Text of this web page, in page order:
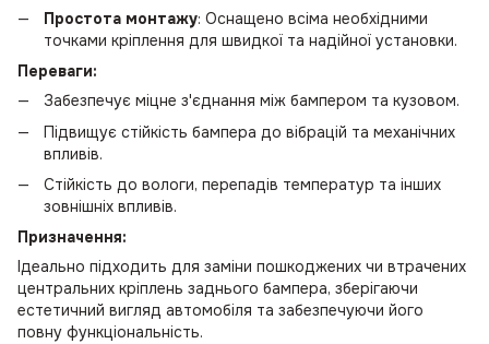
Простота монтажу: Оснащено всіма необхідними
точками кріплення для швидкої та надійної установки.
Переваги:
Забезпечує міцне з'єднання між бампером та кузовом.
Підвищує стійкість бампера до вібрацій та механічних
впливів.
Стійкість до вологи, перепадів температур та інших
зовнішніх впливів.
Призначення:
Ідеально підходить для заміни пошкоджених чи втрачених
центральних кріплень заднього бампера, зберігаючи
естетичний вигляд автомобіля та забезпечуючи його
повну функціональність.